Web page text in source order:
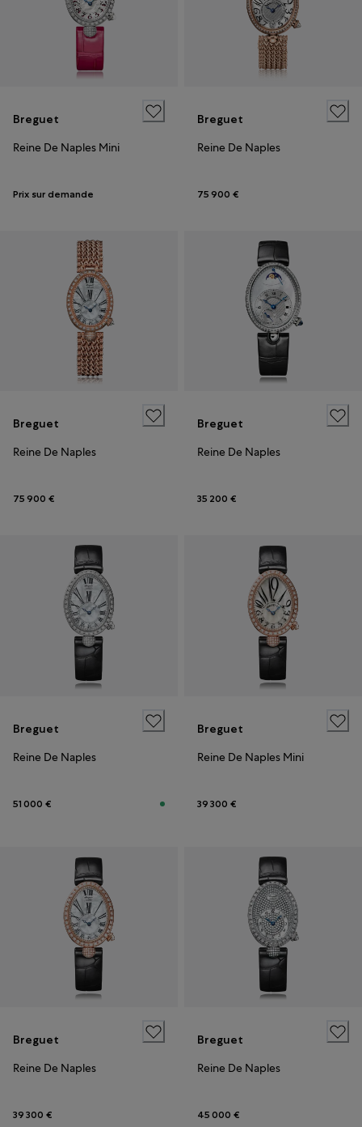
Breguet
Reine De Naples Mini
Prix sur demande
Breguet
Reine De Naples
75 900 €
Breguet
Reine De Naples
75 900 €
Breguet
Reine De Naples
35 200 €
Breguet
Reine De Naples
51 000 €
Breguet
Reine De Naples Mini
39 300 €
Breguet
Reine De Naples
39 300 €
Breguet
Reine De Naples
45 000 €